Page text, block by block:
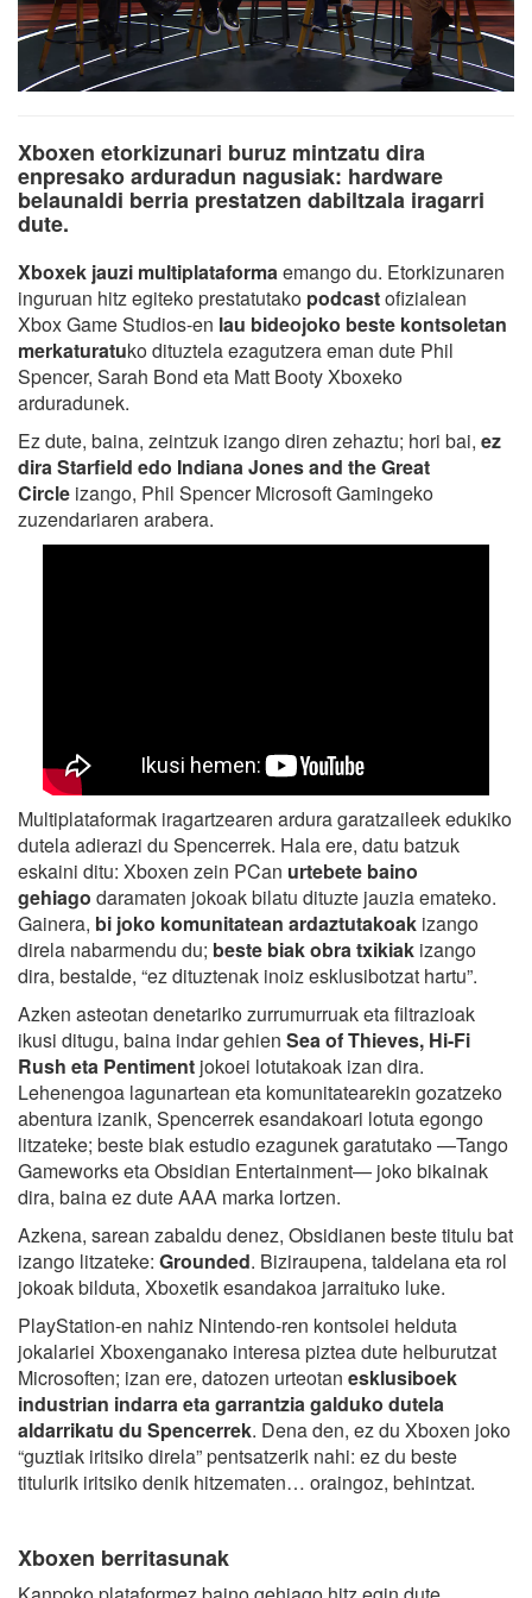
Xboxen etorkizunari buruz mintzatu dira
enpresako arduradun nagusiak: hardware
belaunaldi berria prestatzen dabiltzala iragarri
dute.
Xboxek jauzi multiplataformaemango du. Etorkizunaren
inguruan hitz egiteko prestatutako podcastofizialean
Xbox Game Studios-en lau bideojoko beste kontsoletan
merkaturatuko dituztela ezagutzera eman dute Phil
Spencer, Sarah Bond eta Matt Booty Xboxeko
arduradunek.
Ez dute, baina, zeintzuk izango diren zehaztu; hori bai, ez
dira Starfield edo Indiana Jones and the Great
Circle izango, Phil Spencer Microsoft Gamingeko
zuzendariaren arabera.
Multiplataformak iragartzearen ardura garatzaileek edukiko
dutela adierazi du Spencerrek. Hala ere, datu batzuk
eskaini ditu: Xboxen zein PCan urtebete baino
gehiago daramaten jokoak bilatu dituzte jauzia emateko.
Gainera, bi joko komunitatean ardaztutakoak izango
direla nabarmendu du; beste biak obra txikiak izango
dira, bestalde, “ez dituztenak inoiz esklusibotzat hartu”.
Azken asteotan denetariko zurrumurruak eta filtrazioak
ikusi ditugu, baina indar gehien Sea of Thieves, Hi-Fi
Rush eta Pentiment jokoei lotutakoak izan dira.
Lehenengoa lagunartean eta komunitatearekin gozatzeko
abentura izanik, Spencerrek esandakoari lotuta egongo
litzateke; beste biak estudio ezagunek garatutako —Tango
Gameworks eta Obsidian Entertainment— joko bikainak
dira, baina ez dute AAA marka lortzen.
Azkena, sarean zabaldu denez, Obsidianen beste titulu bat
izango litzateke: Grounded. Biziraupena, taldelana eta rol
jokoak bilduta, Xboxetik esandakoa jarraituko luke.
PlayStation-en nahiz Nintendo-ren kontsolei helduta
jokalariei Xboxenganako interesa piztea dute helburutzat
Microsoften; izan ere, datozen urteotan esklusiboek
industrian indarra eta garrantzia galduko dutela
aldarrikatu du Spencerrek. Dena den, ez du Xboxen joko
“guztiak iritsiko direla” pentsatzerik nahi: ez du beste
titulurik iritsiko denik hitzematen… oraingoz, behintzat.
Xboxen berritasunak